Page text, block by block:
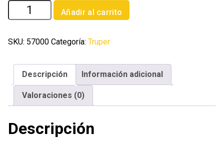
Bolsa
de
kg
estopa
color
blanca
Klintek
Añadir al carrito
SKU: 57000 Categoría: Truper
Descripción Información adicional
Valoraciones (0)
Descripción